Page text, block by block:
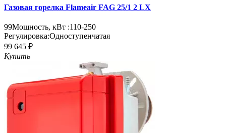
Газовая горелка Flameair FAG 25/1 2 LX
99Мощность, кВт :110-250
Регулировка:Одноступенчатая
99 645 ₽
Купить